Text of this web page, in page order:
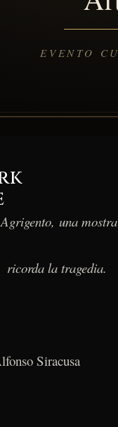
una mostra
ricorda la tragedia.
Siracusa